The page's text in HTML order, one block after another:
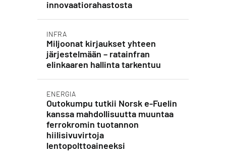
innovaatiorahastosta
INFRA
Miljoonat kirjaukset yhteen
järjestelmään – ratainfran
elinkaaren hallinta tarkentuu
ENERGIA
Outokumpu tutkii Norsk e-Fuelin
kanssa mahdollisuutta muuntaa
ferrokromin tuotannon
hiilisivuvirtoja
lentopolttoaineeksi